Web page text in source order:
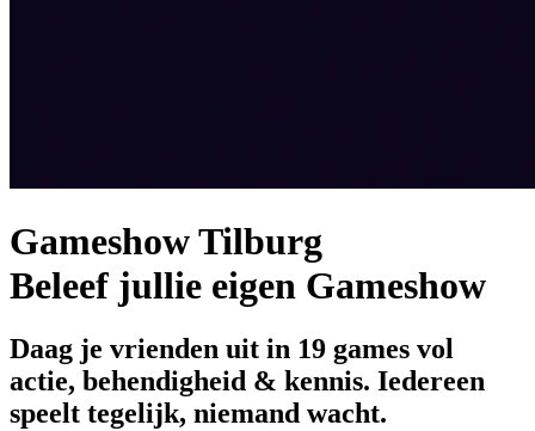
Gameshow Tilburg
Beleef jullie eigen Gameshow
Daag je vrienden uit in 19 games vol
actie, behendigheid & kennis. Iedereen
speelt tegelijk, niemand wacht.